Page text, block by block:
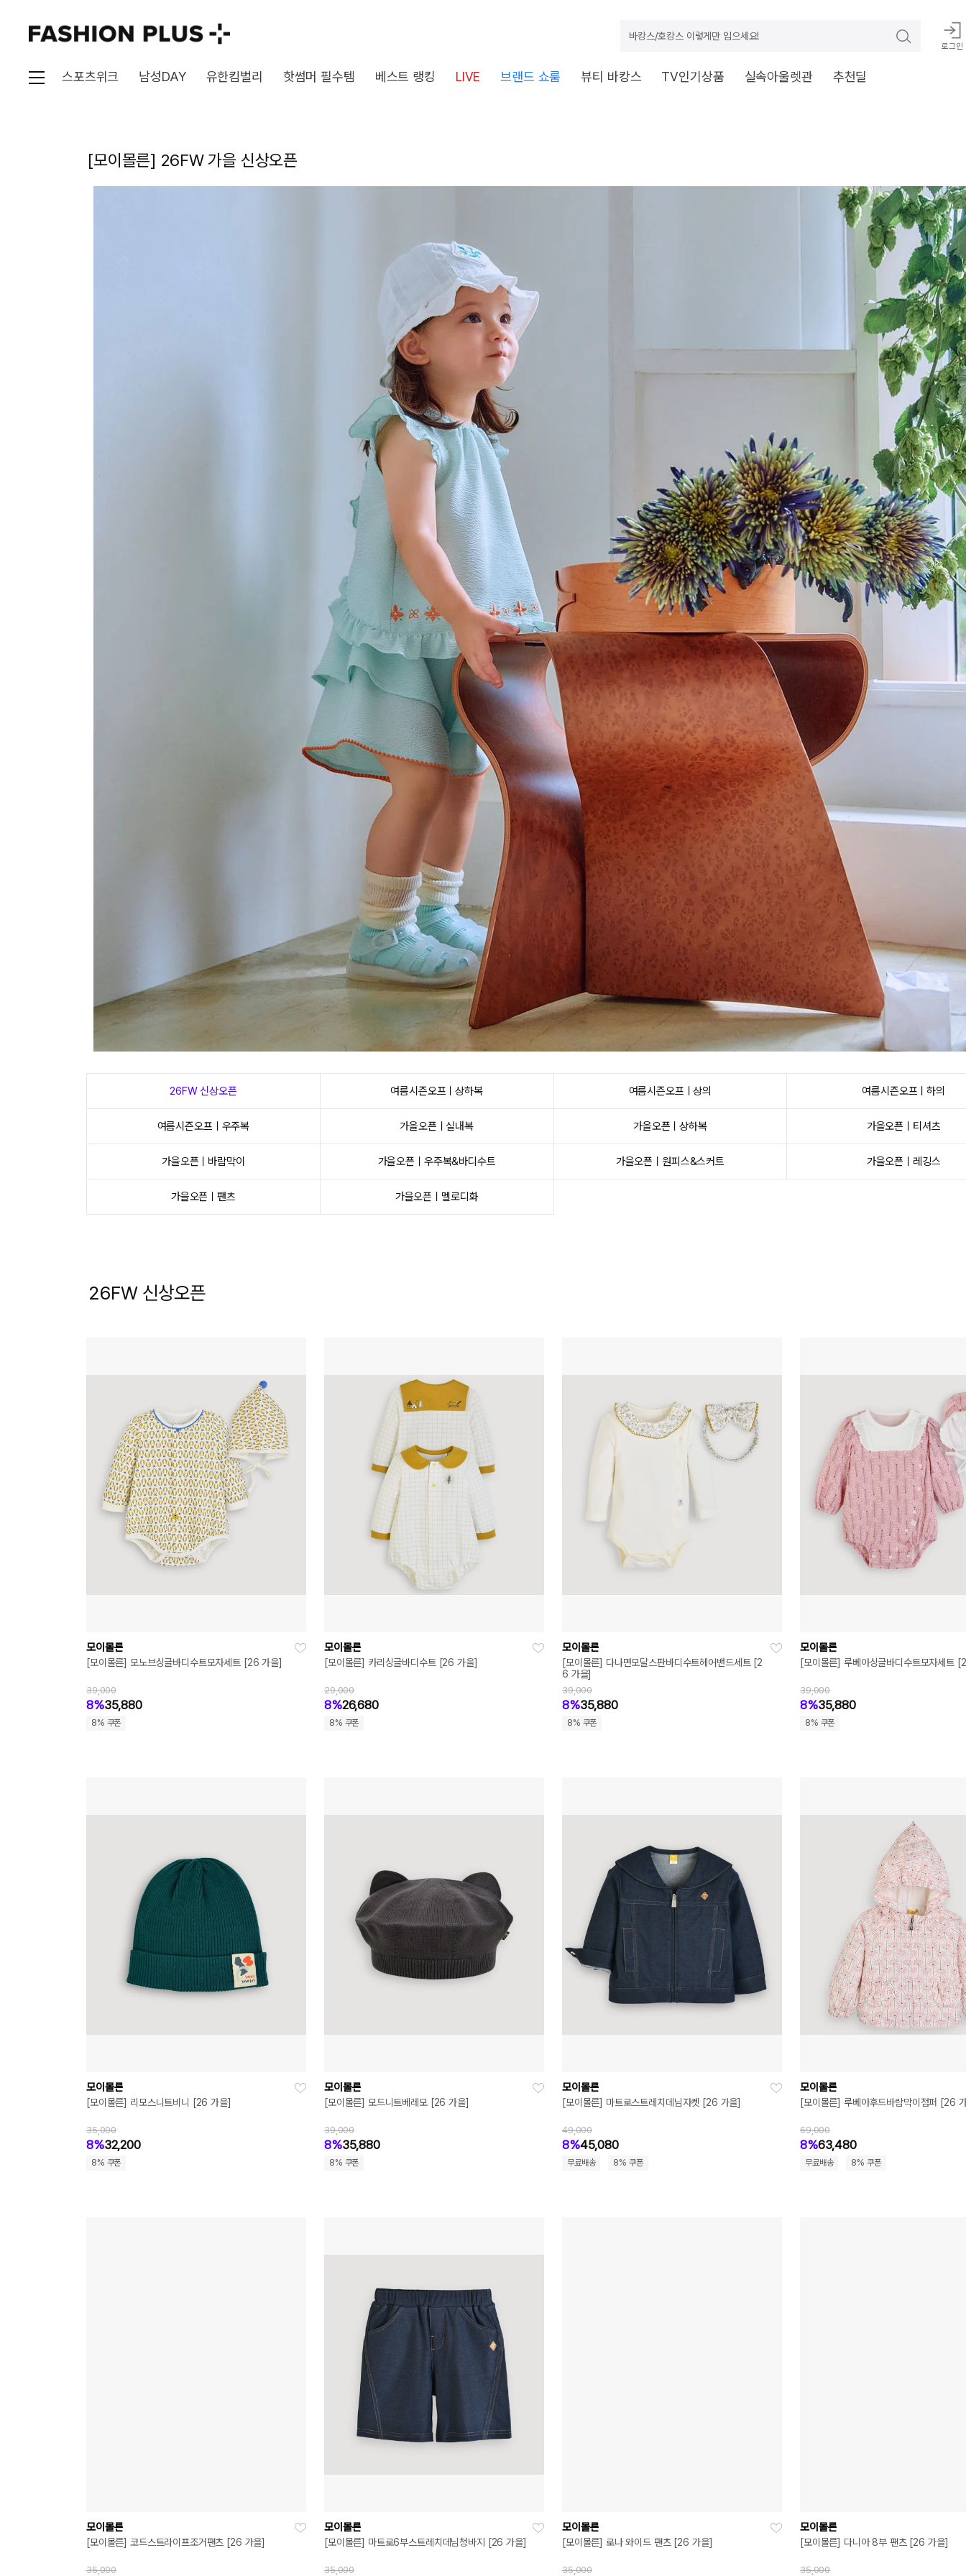
바캉스/호캉스 이렇게만 입으세요!
로그인
스포츠위크 남성DAY 유한킴벌리 핫썸머 필수템 베스트 랭킹 LIVE 브랜드 쇼룸 뷰티 바캉스 TV인기상품 실속아울렛관 추천딜
[모이몰른] 26FW 가을 신상오픈
26FW 신상오픈 여름시즌오프ㅣ상하복 여름시즌오프ㅣ상의 여름시즌오프ㅣ하의
여름시즌오프ㅣ우주복 가을오픈ㅣ실내복 가을오픈ㅣ상하복 가을오픈ㅣ티셔츠
가을오픈ㅣ바람막이 가을오픈ㅣ우주복&바디수트 가을오픈ㅣ원피스&스커트 가을오픈ㅣ레깅스
가을오픈ㅣ팬츠 가을오픈ㅣ멜로디화
26FW 신상오픈
모이몰른
[모이몰른] 모노브싱글바디수트모자세트 [26 가을]
39,000
8%35,880
8% 쿠폰
모이몰른
[모이몰른] 카리싱글바디수트 [26 가을]
29,000
8%26,680
8% 쿠폰
모이몰른
[모이몰른] 다나면모달스판바디수트헤어밴드세트 [2
6 가을]
39,000
8%35,880
8% 쿠폰
모이몰른
[모이몰른] 루베아싱글바디수트모자세트
39,000
8%35,880
8% 쿠폰
모이몰른
[모이몰른] 리모스니트비니 [26 가을]
35,000
8%32,200
8% 쿠폰
모이몰른
[모이몰른] 모드니트베레모 [26 가을]
39,000
8%35,880
8% 쿠폰
모이몰른
[모이몰른] 마트로스트레치데님자켓 [26 가을]
49,000
8%45,080
무료배송 8% 쿠폰
모이몰른
[모이몰른] 루베아후드바람막이점퍼 [26
69,000
8%63,480
무료배송 8% 쿠폰
모이몰른
[모이몰른] 코드스트라이프조거팬츠 [26 가을]
35,000
모이몰른
[모이몰른] 마트로6부스트레치데님청바지 [26 가을]
35,000
모이몰른
[모이몰른] 로나 와이드 팬츠 [26 가을]
35,000
모이몰른
[모이몰른] 다니아 8부 팬츠 [26 가을]
35,000